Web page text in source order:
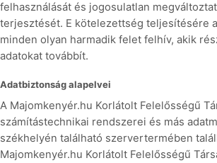
felhasználását és jogosulatlan
terjesztését. E kötelezettség teljesítésére
minden olyan harmadik felet felhív, akik
adatokat továbbít.
Adatbiztonság alapelvei
A Majomkenyér.hu Korlátolt Felelősségű
számítástechnikai rendszerei és más
székhelyén található szervertermében
Majomkenyér.hu Korlátolt Felelősségű